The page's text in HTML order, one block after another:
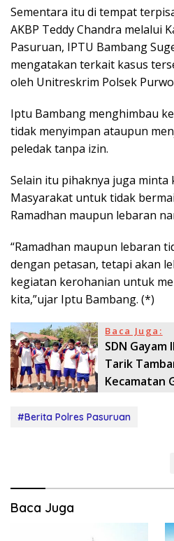
Sementara itu di tempat
AKBP Teddy Chandra melalui
Pasuruan, IPTU Bambang
mengatakan terkait kasus
oleh Unitreskrim Polsek
Iptu Bambang menghimbau
tidak menyimpan ataupun
peledak tanpa izin.
Selain itu pihaknya juga minta
Masyarakat untuk tidak
Ramadhan maupun lebaran
“Ramadhan maupun lebaran
dengan petasan, tetapi akan
kegiatan kerohanian untuk
kita,”ujar Iptu Bambang. (*)
Baca Juga:
SDN Gayam
Tarik
Kecamatan
#Berita Polres Pasuruan
Baca Juga